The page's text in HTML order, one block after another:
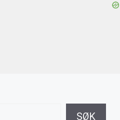
SØK